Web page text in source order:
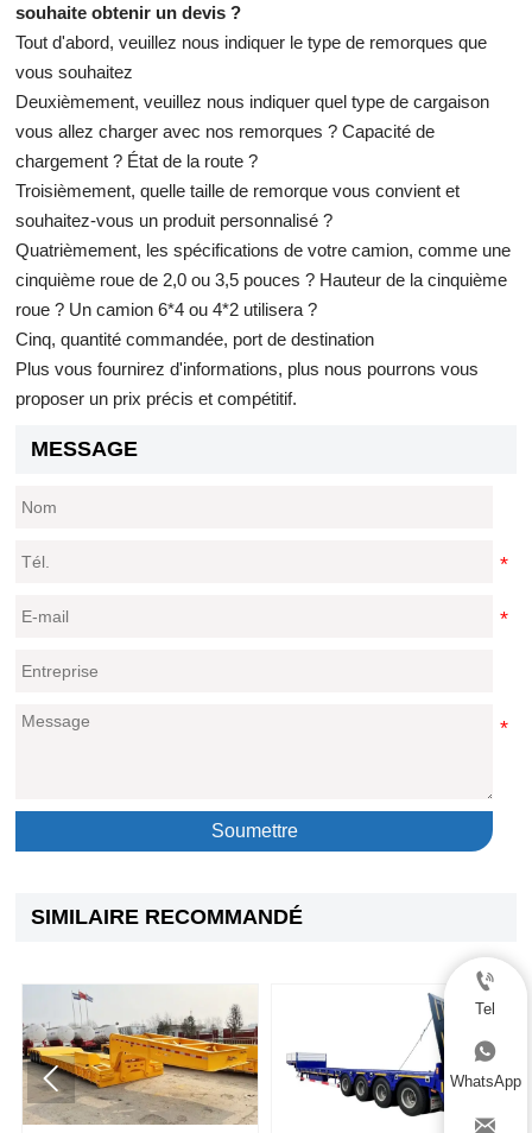
souhaite obtenir un devis ?
Tout d'abord, veuillez nous indiquer le type de remorques que
vous souhaitez
Deuxièmement, veuillez nous indiquer quel type de cargaison
vous allez charger avec nos remorques ? Capacité de
chargement ? État de la route ?
Troisièmement, quelle taille de remorque vous convient et
souhaitez-vous un produit personnalisé ?
Quatrièmement, les spécifications de votre camion, comme une
cinquième roue de 2,0 ou 3,5 pouces ? Hauteur de la cinquième
roue ? Un camion 6*4 ou 4*2 utilisera ?
Cinq, quantité commandée, port de destination
Plus vous fournirez d'informations, plus nous pourrons vous
proposer un prix précis et compétitif.
MESSAGE
Soumettre
SIMILAIRE RECOMMANDÉ
 

Tel

WhatsApp
